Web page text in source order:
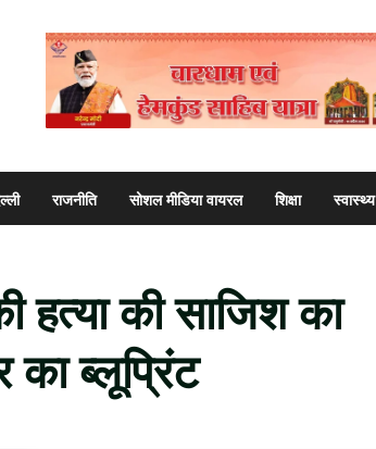
राजनीति सोशल मीडिया वायरल शिक्षा स्वास्थ्य
हत्या की साजिश का
ब्लूप्रिंट